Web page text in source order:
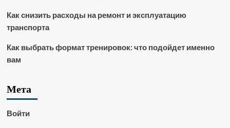
Как снизить расходы на ремонт и эксплуатацию
транспорта
Как выбрать формат тренировок: что подойдет именно
вам
Мета
Войти